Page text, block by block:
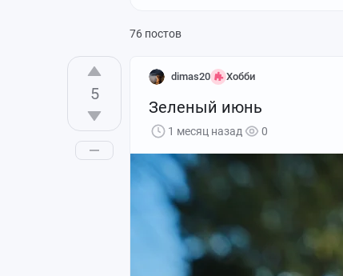
76 постов
5
dimas20 Хобби
Зеленый июнь
1 месяц назад 0